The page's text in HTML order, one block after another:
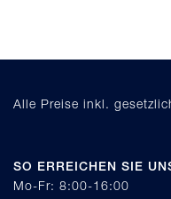
Alle Preise inkl.
SO ERREICHEN SIE
Mo-Fr: 8:00-16:00